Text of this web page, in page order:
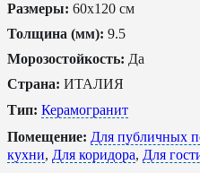
Размеры: 60x120 см
Толщина (мм): 9.5
Морозостойкость: Да
Страна: ИТАЛИЯ
Тип: Керамогранит
Помещение: Для публичных
кухни, Для коридора, Для